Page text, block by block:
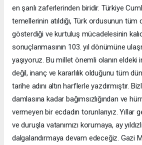
en şanlı zaferlerinden biridir. Türkiye
temellerinin atıldığı, Türk ordusunun tüm
gösterdiği ve kurtuluş mücadelesinin
sonuçlanmasının 103. yıl dönümüne
yaşıyoruz. Bu millet önemli olanın eldeki
değil, inanç ve kararlılık olduğunu tüm
tarihe adını altın harflerle yazdırmıştır.
damlasına kadar bağımsızlığından ve
vermeyen bir ecdadın torunlarıyız. Yıllar
ve duruşla vatanımızı korumaya, ay
dalgalandırmaya devam edeceğiz. Gazi